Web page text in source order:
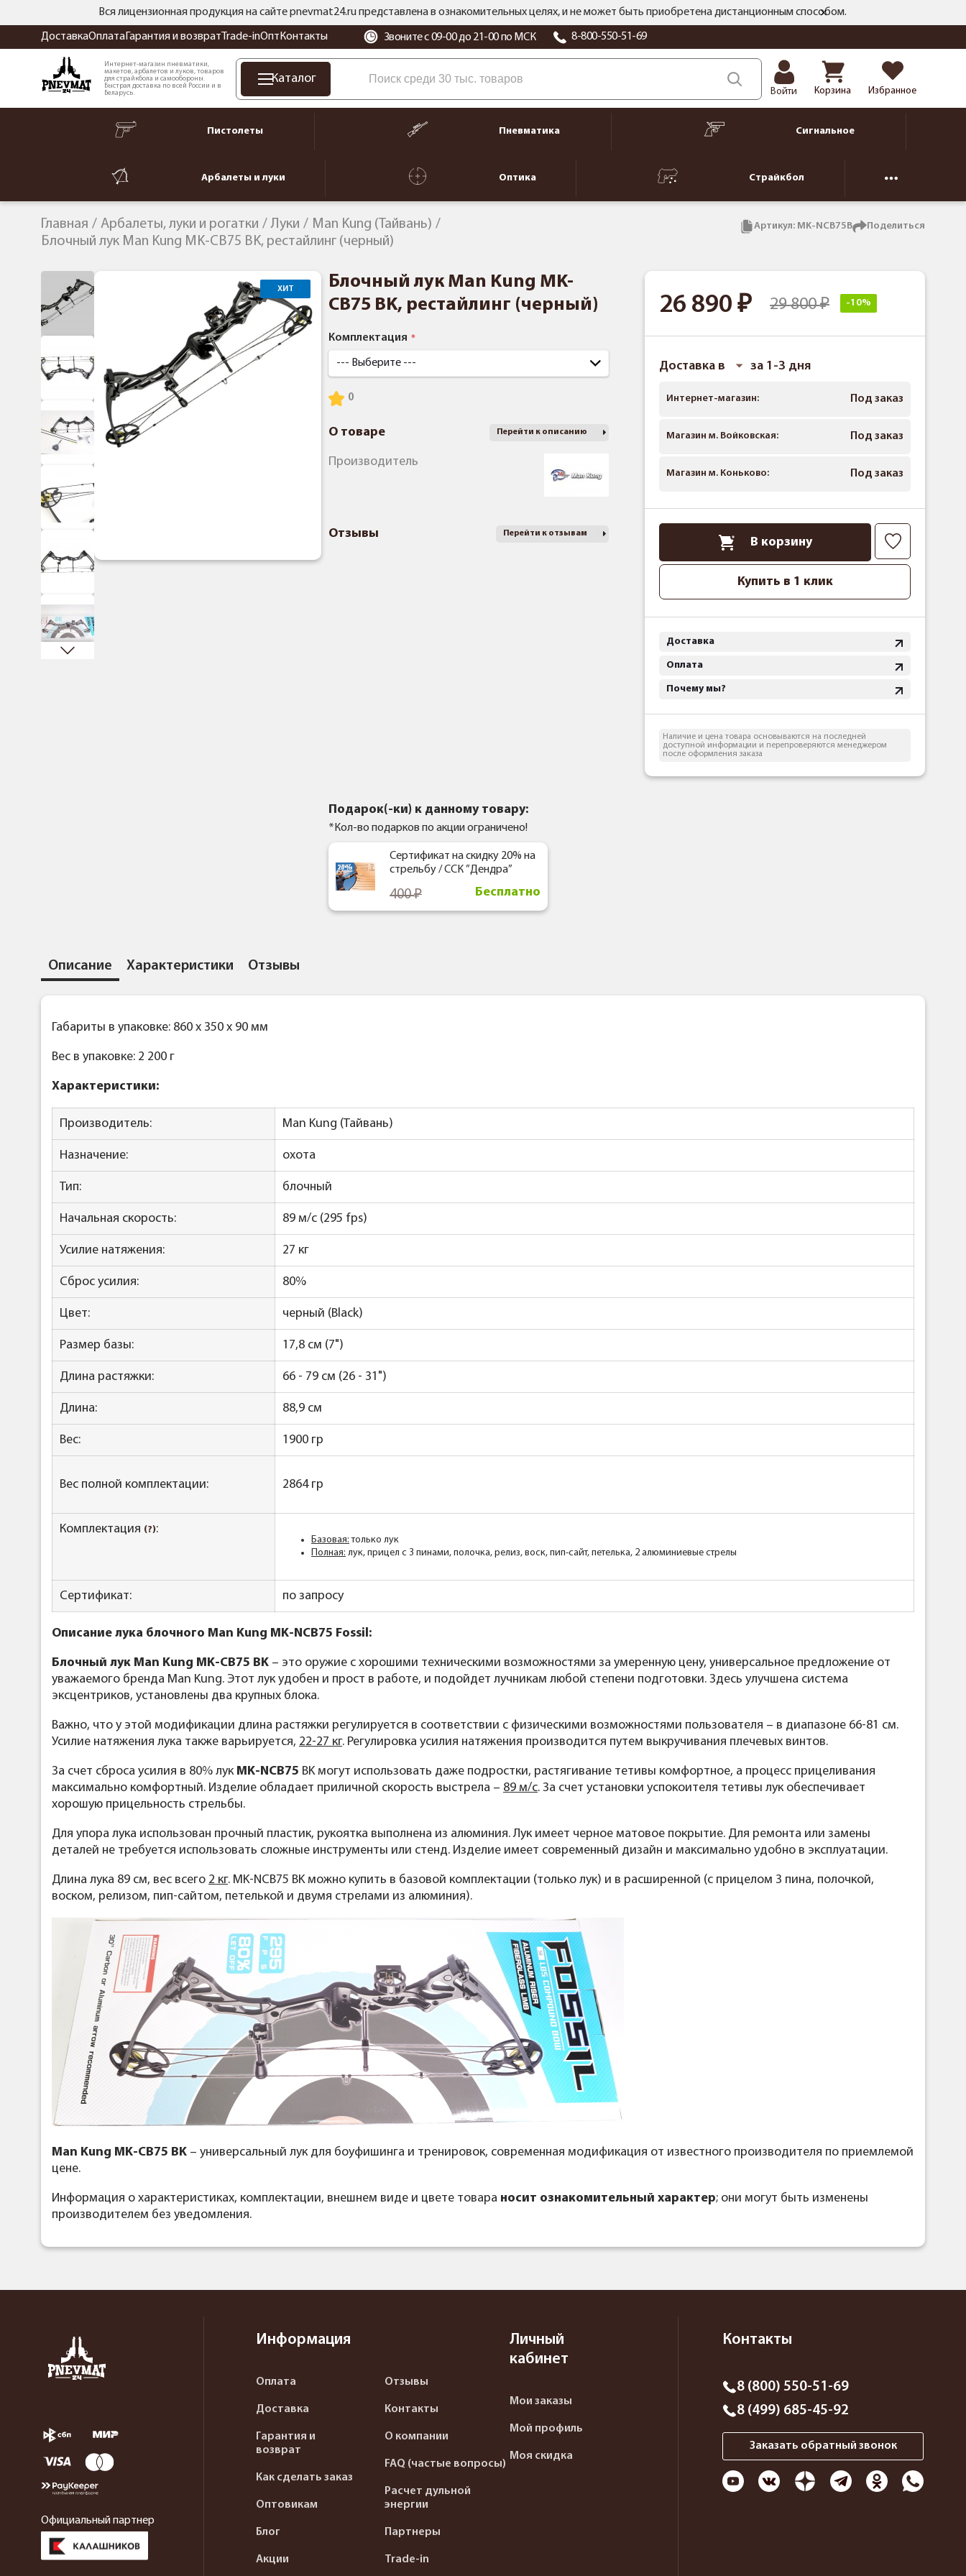
Вся лицензионная продукция на сайте pnevmat24.ru представлена в ознакомительных целях, и не может быть приобретена дистанционным способом.
ДоставкаОплата Гарантия и возврат Trade-inОпт Контакты Звоните с 09-00 до 21-00 по МСК 8-800-550-51-69
Интернет-магазин пневматики,
макетов, арбалетов и луков, товаров
для страйкбола и самообороны.
Быстрая доставка по всей России и в
Беларусь.
Каталог
Войти Корзина Избранное
Пистолеты Пневматика Сигнальное
Арбалеты и луки Оптика Страйкбол
Главная Арбалеты, луки и рогатки Луки
Man Kung (Тайвань)
Блочный лук Man Kung MK-CB75 BK, рестайлинг (черный)
Артикул: MK-NCB75B Поделиться
ХИТ
Блочный лук Man Kung MK-
CB75 BK, рестайлинг (черный)
Комплектация
О товаре Перейти к описанию
Производитель
Отзывы Перейти к отзывам
26 890 29 800 -10%
Доставка в за 1-3 дня
Интернет-магазин: Под заказ
Магазин м. Войковская: Под заказ
Магазин м. Коньково: Под заказ
В корзину
Купить в 1 клик
Доставка
Оплата
Почему мы?
Наличие и цена товара основываются на последней
доступной информации и перепроверяются менеджером
после оформления заказа
Подарок(-ки) к данному товару:
*Кол-во подарков по акции ограничено!
Сертификат на скидку 20% на
стрельбу / ССК ”Дендра”
400 Бесплатно
Описание Характеристики Отзывы
Габариты в упаковке: 860 x 350 x 90 мм
Вес в упаковке: 2 200 г
Характеристики:
Производитель: Man Kung (Тайвань)
Назначение: охота
Тип: блочный
Начальная скорость: 89 м/с (295 fps)
Усилие натяжения: 27 кг
Сброс усилия: 80%
Цвет: черный (Black)
Размер базы: 17,8 см (7")
Длина растяжки: 66 - 79 см (26 - 31")
Длина: 88,9 см
Вес: 1900 гр
Вес полной комплектации: 2864 гр
Комплектация (?):
Базовая: только лук
Полная: лук, прицел с 3 пинами, полочка, релиз, воск, пип-сайт, петелька, 2 алюминиевые стрелы
Сертификат: по запросу
Описание лука блочного Man Kung MK-NCB75 Fossil:
Блочный лук Man Kung MK-CB75 BK – это оружие с хорошими техническими возможностями за умеренную цену, универсальное предложение от
уважаемого бренда Man Kung. Этот лук удобен и прост в работе, и подойдет лучникам любой степени подготовки. Здесь улучшена система
эксцентриков, установлены два крупных блока.
Важно, что у этой модификации длина растяжки регулируется в соответствии с физическими возможностями пользователя – в диапазоне 66-81 см.
Усилие натяжения лука также варьируется, 22-27 кг. Регулировка усилия натяжения производится путем выкручивания плечевых винтов.
За счет сброса усилия в 80% лук MK-NCB75 BK могут использовать даже подростки, растягивание тетивы комфортное, а процесс прицеливания
максимально комфортный. Изделие обладает приличной скорость выстрела – 89 м/с. За счет установки успокоителя тетивы лук обеспечивает
хорошую прицельность стрельбы.
Для упора лука использован прочный пластик, рукоятка выполнена из алюминия. Лук имеет черное матовое покрытие. Для ремонта или замены
деталей не требуется использовать сложные инструменты или стенд. Изделие имеет современный дизайн и максимально удобно в эксплуатации.
Длина лука 89 см, вес всего 2 кг. MK-NCB75 BK можно купить в базовой комплектации (только лук) и в расширенной (с прицелом 3 пина, полочкой,
воском, релизом, пип-сайтом, петелькой и двумя стрелами из алюминия).
Man Kung MK-CB75 BK – универсальный лук для боуфишинга и тренировок, современная модификация от известного производителя по приемлемой
цене.
Информация о характеристиках, комплектации, внешнем виде и цвете товара носит ознакомительный характер; они могут быть изменены
производителем без уведомления.
Официальный партнер
Информация
Оплата
Доставка
Гарантия и
возврат
Как сделать заказ
Оптовикам
Блог
Акции
Отзывы
Контакты
О компании
FAQ (частые вопросы)
Расчет дульной
энергии
Партнеры
Trade-in
Личный
кабинет
Мои заказы
Мой профиль
Моя скидка
Контакты
8 (800) 550-51-69
8 (499) 685-45-92
Заказать обратный звонок